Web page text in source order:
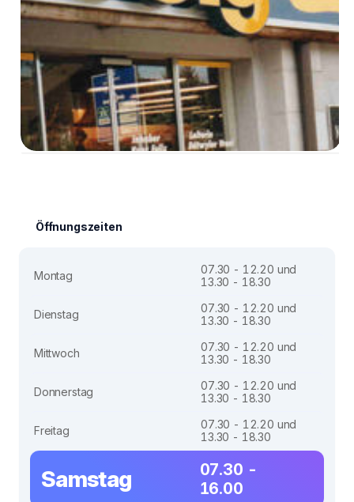
Öffnungszeiten
Montag
07.30 - 12.20 und
13.30 - 18.30
Dienstag
07.30 - 12.20 und
13.30 - 18.30
Mittwoch
07.30 - 12.20 und
13.30 - 18.30
Donnerstag
07.30 - 12.20 und
13.30 - 18.30
Freitag
07.30 - 12.20 und
13.30 - 18.30
Samstag
07.30 -
16.00